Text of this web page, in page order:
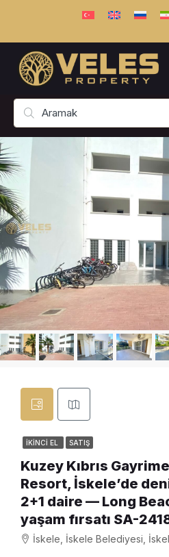
İKINCI EL SATIŞ
Kuzey Kıbrıs
Resort, İskele’de
2+1 daire — Long
yaşam fırsatı SA-
İskele, İskele Belediyesi, İskele,